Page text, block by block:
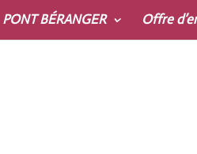
PONT BÉRANGER Offre